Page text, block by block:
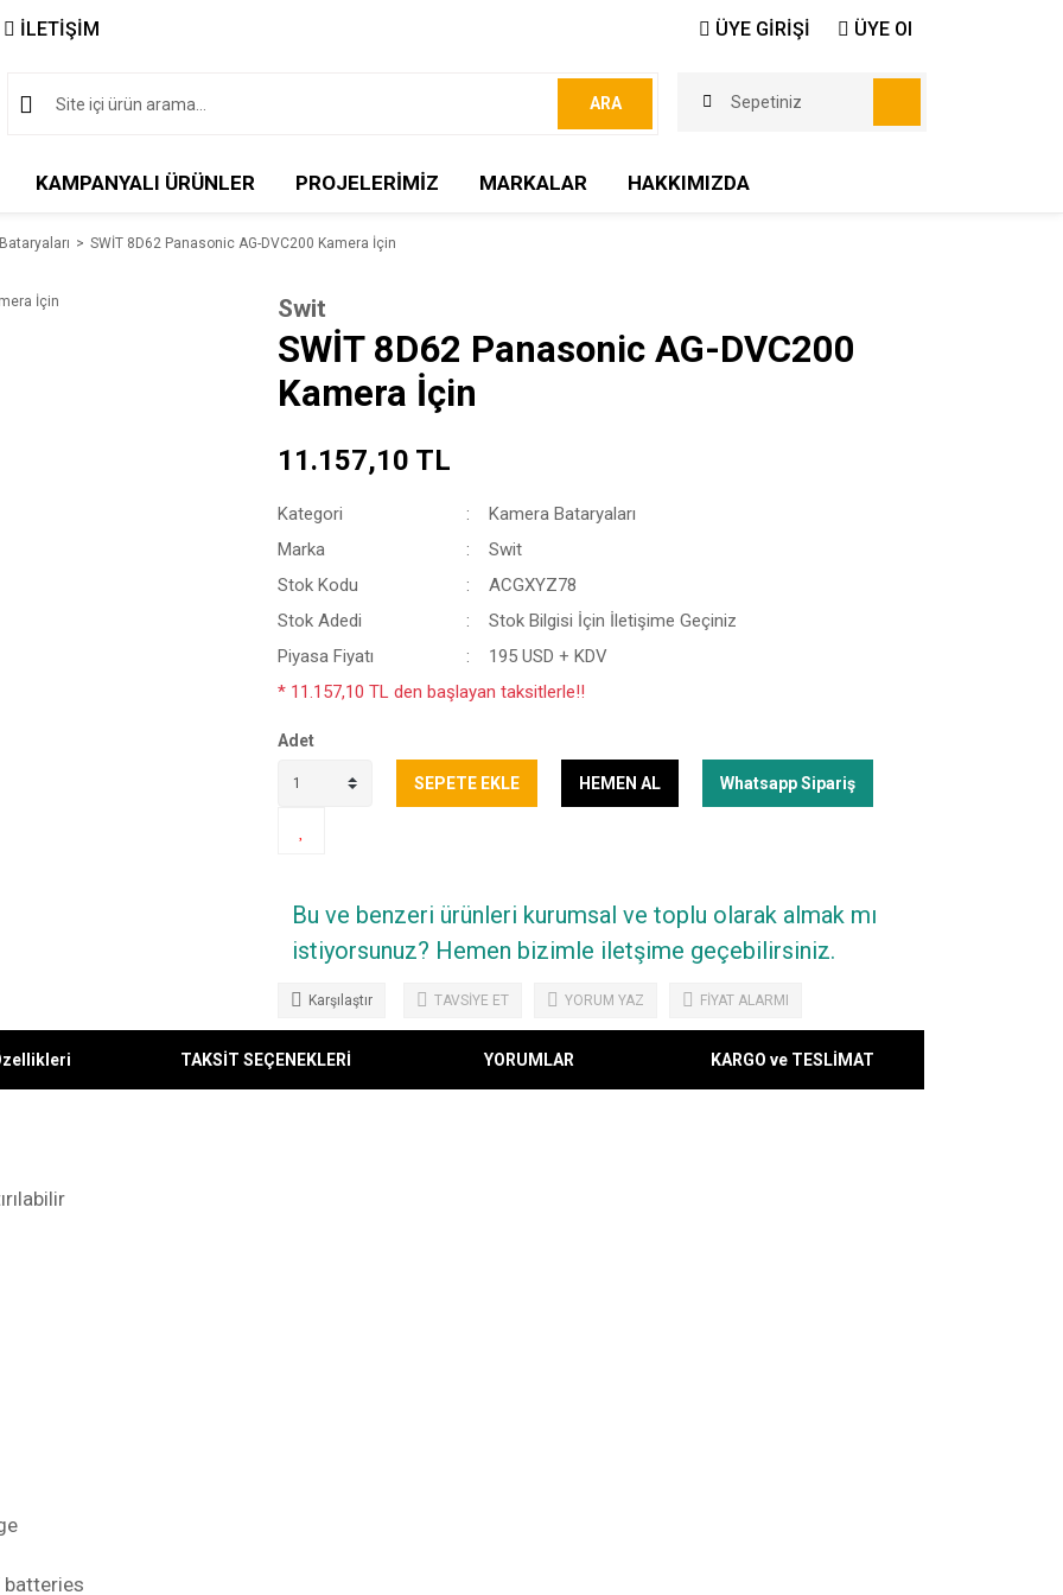
İLETİŞİM ÜYE GİRİŞİ ÜYE Ol
ARA Sepetiniz
KAMPANYALI ÜRÜNLER PROJELERİMİZ MARKALAR HAKKIMIZDA
SWİT 8D62 Panasonic AG-DVC200 Kamera İçin
Swit
SWİT 8D62 Panasonic AG-DVC200
Kamera İçin
11.157,10 TL
Kategori
Kamera Bataryaları
Marka
Swit
Stok Kodu
ACGXYZ78
Stok Adedi
Stok Bilgisi İçin İletişime Geçiniz
Piyasa Fiyatı
195 USD + KDV
* 11.157,10 TL den başlayan taksitlerle!!
Adet
SEPETE EKLE HEMEN AL Whatsapp Sipariş
Bu ve benzeri ürünleri kurumsal ve toplu olarak almak mı
istiyorsunuz? Hemen bizimle iletşime geçebilirsiniz.
Karşılaştır TAVSİYE ET YORUM YAZ FİYAT ALARMI
TAKSİT SEÇENEKLERİ YORUMLAR KARGO ve TESLİMAT
batteries